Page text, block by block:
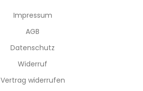
Impressum
AGB
Datenschutz
Widerruf
Vertrag widerrufen